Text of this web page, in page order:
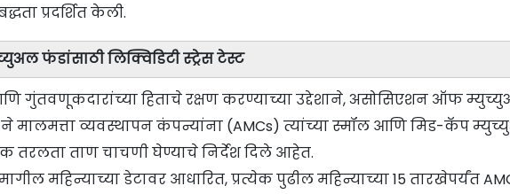
प्रदर्शित केली.
फंडांसाठी लिक्विडिटी स्ट्रेस टेस्ट
गुंतवणूकदारांच्या हिताचे रक्षण करण्याच्या उद्देशाने, असोसिएशन ऑफ
मालमत्ता व्यवस्थापन कंपन्यांना (AMCs) त्यांच्या स्मॉल आणि मिड-कॅप
तरलता ताण चाचणी घेण्याचे निर्देश दिले आहेत.
महिन्याच्या डेटावर आधारित, प्रत्येक पुढील महिन्याच्या 15 तारखेपर्यंत